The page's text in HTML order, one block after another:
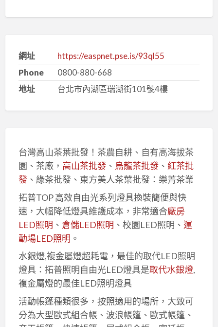
網址
https://easpnet.pse.is/93ql55
Phone
0800-880-668
地址
台北市內湖區瑞湖街101號4樓
台灣高山茶葉批發！茶農自耕、自有高海拔茶
園、茶廠， 高山茶批發、 烏龍茶批發、 紅茶批
發、綠茶批發、東方美人茶葉批發：樂菁茶業
拓普TOP 高效自由光系列燈具換裝簡便與快
速，大幅降低燈具維護成本，非常適合廠房
LED照明 、 倉儲LED照明 、校園LED照明、 運
動場LED照明 。
水銀燈,複金屬燈超耗電，最佳的取代LED照明
燈具：拓普照明自由光LED燈具是取代水銀燈,
複金屬燈的最佳LED照明燈具
活動帳篷種類很多，按照適用的場所，大致可
分為大型歐式組合帳、波浪帳篷、歐式帳篷、